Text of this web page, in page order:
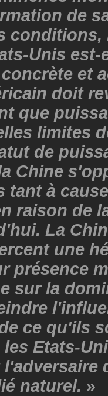
de
Unis
et
doit
que
limites
de
Chine
tant à
raison de
La
une
présence
sur la
ce qu'ils
Etats-
naturel. »